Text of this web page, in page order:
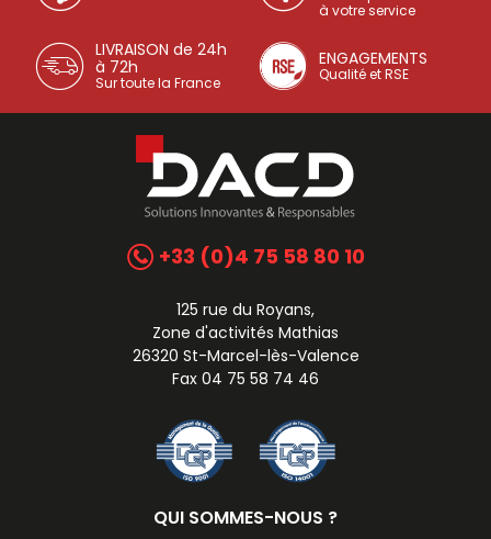
à votre service
LIVRAISON de 24h
à 72h
Sur toute la France
ENGAGEMENTS
Qualité et RSE
+33 (0)4 75 58 80 10
125 rue du Royans,
Zone d'activités Mathias
26320 St-Marcel-lès-Valence
Fax 04 75 58 74 46
QUI SOMMES-NOUS ?